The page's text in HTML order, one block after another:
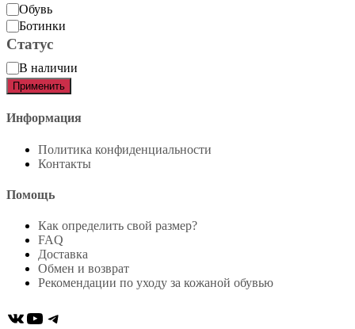
Обувь
Ботинки
Статус
Статус
В наличии
Применить
Информация
Политика конфиденциальности
Контакты
Помощь
Как определить свой размер?
FAQ
Доставка
Обмен и возврат
Рекомендации по уходу за кожаной обувью
ВКонтакте
YouTube
Telegram